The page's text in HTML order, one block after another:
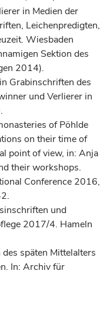
in Medien der
Leichenpredigten,
Wiesbaden
Sektion des
2014).
Grabinschriften des
und Verlierer in
of Pöhlde
on their time of
point of view, in: Anja
their workshops.
Conference 2016,
und
2017/4. Hameln
späten Mittelalters
In: Archiv für